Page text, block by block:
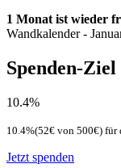
1 Monat ist wieder
Wandkalender -
Spenden-Ziel
10.4%
10.4%(52€ von 500€) für
Jetzt spenden